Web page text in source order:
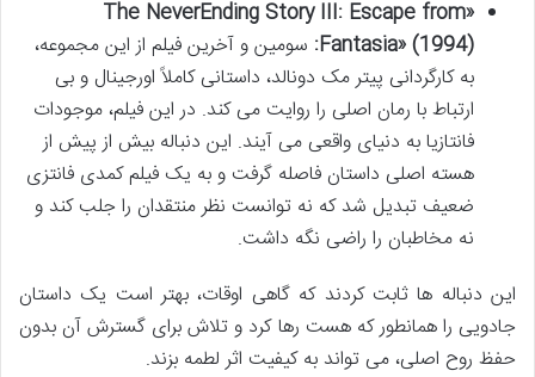
«The NeverEnding Story III: Escape from
Fantasia» (1994): سومین و آخرین فیلم از این مجموعه،
به کارگردانی پیتر مک دونالد، داستانی کاملاً اورجینال و بی
ارتباط با رمان اصلی را روایت می کند. در این فیلم، موجودات
فانتازیا به دنیای واقعی می آیند. این دنباله بیش از پیش از
هسته اصلی داستان فاصله گرفت و به یک فیلم کمدی فانتزی
ضعیف تبدیل شد که نه توانست نظر منتقدان را جلب کند و
نه مخاطبان را راضی نگه داشت.
این دنباله ها ثابت کردند که گاهی اوقات، بهتر است یک داستان
جادویی را همانطور که هست رها کرد و تلاش برای گسترش آن بدون
حفظ روح اصلی، می تواند به کیفیت اثر لطمه بزند.